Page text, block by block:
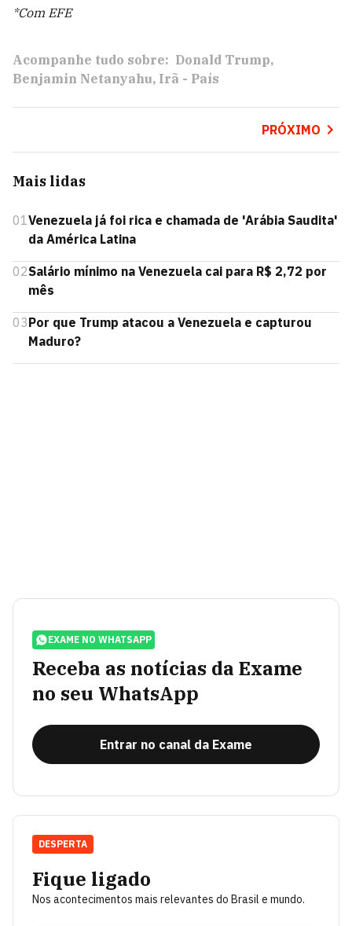
*Com EFE
Acompanhe tudo sobre: Donald Trump
Benjamin Netanyahu Irã - País
PRÓXIMO
Mais lidas
01Venezuela já foi rica e chamada de 'Arábia Saudita'
da América Latina
02Salário mínimo na Venezuela cai para R$ 2,72 por
mês
03Por que Trump atacou a Venezuela e capturou
Maduro?
EXAME NO WHATSAPP
Receba as notícias da Exame
no seu WhatsApp
Entrar no canal da Exame
Fique ligado
Nos acontecimentos mais relevantes do Brasil e mundo.
DESPERTA